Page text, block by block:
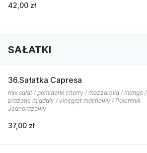
42,00 zł
SAŁATKI
36.Sałatka Capresa
mix sałat / pomidorki cherry / mozzarella / mango /
prażone migdały / vinegret malinowy / Pojemnik
Jednorazowy
37,00 zł